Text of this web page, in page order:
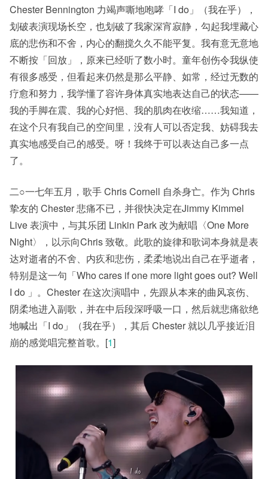
Chester Bennington 力竭声嘶地咆哮「I do」（我在乎），
划破表演现场长空，也划破了我家深宵寂静，勾起我埋藏心
底的悲伤和不舍，内心的翻搅久久不能平复。我有意无意地
不断按「回放」，原来已经听了数小时。童年创伤令我纵使
有很多感受，但看起来仍然是那么平静、如常，经过无数的
疗愈和努力，我学懂了容许身体真实地表达自己的状态——
我的手脚在震、我的心好悒、我的肌肉在收缩……我知道，
在这个只有我自己的空间里，没有人可以否定我、妨碍我去
真实地感受自己的感受。呀！我终于可以表达自己多一点
了。
二○一七年五月，歌手 Chris Cornell 自杀身亡。作为 Chris
挚友的 Chester 悲痛不已，并很快决定在Jimmy Kimmel
Live 表演中，与其乐团 Linkin Park 改为献唱〈One More
Night〉，以示向Chris 致敬。此歌的旋律和歌词本身就是表
达对逝者的不舍、内疚和悲伤，柔柔地说出自己在乎逝者，
特别是这一句「Who cares if one more light goes out? Well
I do 」。Chester 在这次演唱中，先跟从本来的曲风哀伤、
阴柔地进入副歌，并在中后段深呼吸一口，然后就悲痛欲绝
地喊出「I do」（我在乎），其后 Chester 就以几乎接近泪
崩的感觉唱完整首歌。[1]